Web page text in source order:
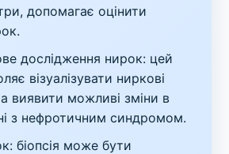
допомагає оцінити
дослідження нирок: цей
візуалізувати ниркові
виявити можливі зміни в
з нефротичним синдромом.
біопсія може бути